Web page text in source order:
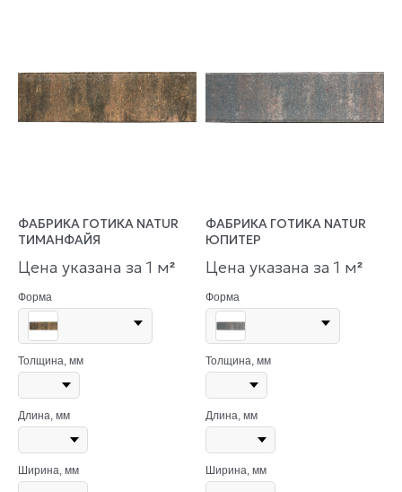
ФАБРИКА ГОТИКА NATUR
ТИМАНФАЙЯ
Цена указана за 1 м²
Форма
Толщина, мм
Длина, мм
Ширина, мм
ФАБРИКА ГОТИКА NATUR
ЮПИТЕР
Цена указана за 1 м²
Форма
Толщина, мм
Длина, мм
Ширина, мм